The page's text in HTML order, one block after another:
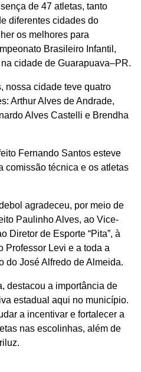
de 47 atletas, tanto
diferentes cidades do
os melhores para
Brasileiro Infantil,
cidade de Guarapuava–PR.
nossa cidade teve quatro
Arthur Alves de Andrade,
Alves Castelli e Brendha
Fernando Santos esteve
comissão técnica e os atletas
agradeceu, por meio de
Paulinho Alves, ao Vice-
Diretor de Esporte “Pita”, à
Professor Levi e a toda a
do José Alfredo de Almeida.
destacou a importância de
estadual aqui no município.
a incentivar e fortalecer a
nas escolinhas, além de